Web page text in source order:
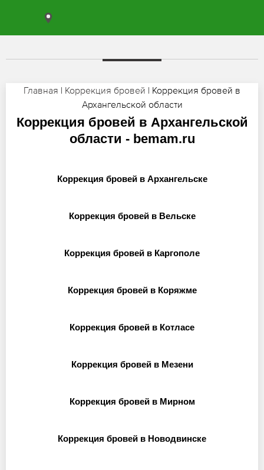
Главная | Коррекция бровей | Коррекция бровей в
Архангельской области
Коррекция бровей в Архангельской
области - bemam.ru
Коррекция бровей в Архангельске
Коррекция бровей в Вельске
Коррекция бровей в Каргополе
Коррекция бровей в Коряжме
Коррекция бровей в Котласе
Коррекция бровей в Мезени
Коррекция бровей в Мирном
Коррекция бровей в Новодвинске